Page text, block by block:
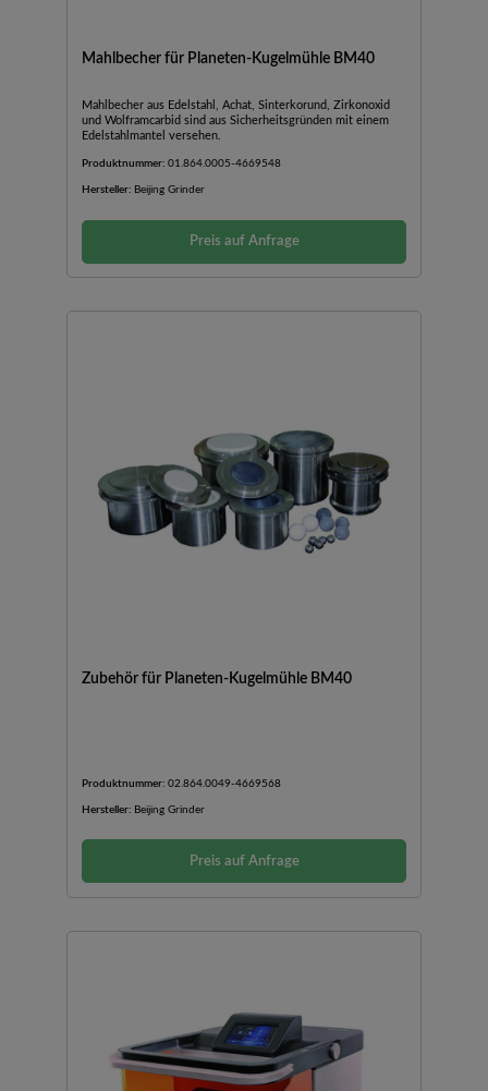
Mahlbecher für Planeten-Kugelmühle BM40
Mahlbecher aus Edelstahl, Achat, Sinterkorund, Zirkonoxid
und Wolframcarbid sind aus Sicherheitsgründen mit einem
Edelstahlmantel versehen.
Produktnummer: 01.864.0005-4669548
Hersteller: Beijing Grinder
Preis auf Anfrage
Zubehör für Planeten-Kugelmühle BM40
Produktnummer: 02.864.0049-4669568
Hersteller: Beijing Grinder
Preis auf Anfrage